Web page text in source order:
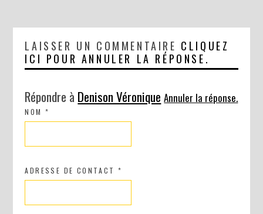
LAISSER UN COMMENTAIRE CLIQUEZ
ICI POUR ANNULER LA RÉPONSE.
Répondre à Denison Véronique Annuler la réponse.
NOM*
ADRESSE DE CONTACT*